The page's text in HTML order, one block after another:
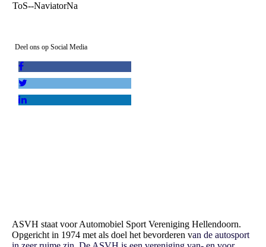
ToS--NaviatorNa
Deel ons op Social Media
ASVH staat voor Automobiel Sport Vereniging Hellendoorn.
Opgericht in 1974 met als doel het bevorderen van de autosport